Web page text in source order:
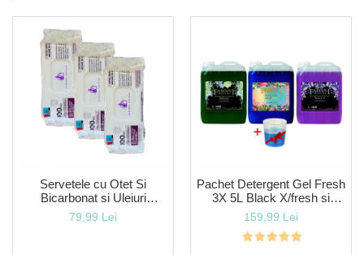
Servetele cu Otet Si
Bicarbonat si Uleiuri
Esentiale Pachet 3 x bucati
Vegane pt curatarea tuturor
79,99 Lei
Pachet Detergent Gel Fresh
3X 5L Black X/fresh si
Spring +dozator
cadou+transport gratuit!
159,99 Lei